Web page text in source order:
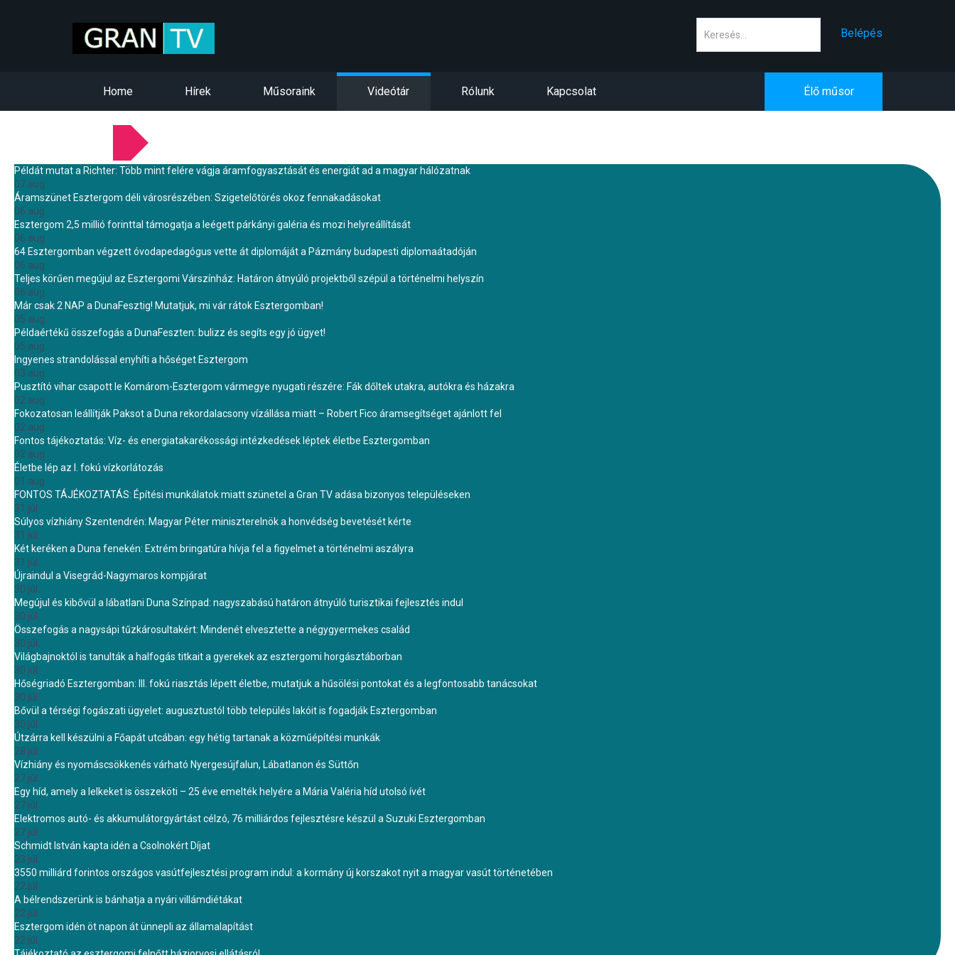
Belépés
Home Hírek Műsoraink Videótár Rólunk Kapcsolat Élő műsor
Példát mutat a Richter: Több mint felére vágja áramfogyasztását és energiát ad a magyar hálózatnak
07 aug.
Áramszünet Esztergom déli városrészében: Szigetelőtörés okoz fennakadásokat
06 aug.
Esztergom 2,5 millió forinttal támogatja a leégett párkányi galéria és mozi helyreállítását
06 aug.
64 Esztergomban végzett óvodapedagógus vette át diplomáját a Pázmány budapesti diplomaátadóján
06 aug.
Teljes körűen megújul az Esztergomi Várszínház: Határon átnyúló projektből szépül a történelmi helyszín
06 aug.
Már csak 2 NAP a DunaFesztig! Mutatjuk, mi vár rátok Esztergomban!
05 aug.
Példaértékű összefogás a DunaFeszten: bulizz és segíts egy jó ügyet!
05 aug.
Ingyenes strandolással enyhíti a hőséget Esztergom
03 aug.
Pusztító vihar csapott le Komárom-Esztergom vármegye nyugati részére: Fák dőltek utakra, autókra és házakra
02 aug.
Fokozatosan leállítják Paksot a Duna rekordalacsony vízállása miatt – Robert Fico áramsegítséget ajánlott fel
02 aug.
Fontos tájékoztatás: Víz- és energiatakarékossági intézkedések léptek életbe Esztergomban
02 aug.
Életbe lép az I. fokú vízkorlátozás
01 aug.
FONTOS TÁJÉKOZTATÁS: Építési munkálatok miatt szünetel a Gran TV adása bizonyos településeken
31 júl.
Súlyos vízhiány Szentendrén: Magyar Péter miniszterelnök a honvédség bevetését kérte
31 júl.
Két keréken a Duna fenekén: Extrém bringatúra hívja fel a figyelmet a történelmi aszályra
31 júl.
Újraindul a Visegrád-Nagymaros kompjárat
30 júl.
Megújul és kibővül a lábatlani Duna Színpad: nagyszabású határon átnyúló turisztikai fejlesztés indul
30 júl.
Összefogás a nagysápi tűzkárosultakért: Mindenét elvesztette a négygyermekes család
30 júl.
Világbajnoktól is tanulták a halfogás titkait a gyerekek az esztergomi horgásztáborban
30 júl.
Hőségriadó Esztergomban: III. fokú riasztás lépett életbe, mutatjuk a hűsölési pontokat és a legfontosabb tanácsokat
30 júl.
Bővül a térségi fogászati ügyelet: augusztustól több település lakóit is fogadják Esztergomban
30 júl.
Útzárra kell készülni a Főapát utcában: egy hétig tartanak a közműépítési munkák
28 júl.
Vízhiány és nyomáscsökkenés várható Nyergesújfalun, Lábatlanon és Süttőn
27 júl.
Egy híd, amely a lelkeket is összeköti – 25 éve emelték helyére a Mária Valéria híd utolsó ívét
27 júl.
Elektromos autó- és akkumulátorgyártást célzó, 76 milliárdos fejlesztésre készül a Suzuki Esztergomban
27 júl.
Schmidt István kapta idén a Csolnokért Díjat
23 júl.
3550 milliárd forintos országos vasútfejlesztési program indul: a kormány új korszakot nyit a magyar vasút történetében
22 júl.
A bélrendszerünk is bánhatja a nyári villámdiétákat
22 júl.
Esztergom idén öt napon át ünnepli az államalapítást
22 júl.